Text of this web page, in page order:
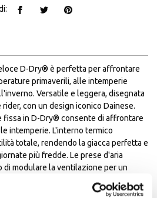
D-Dry® è perfetta per affrontare
primaverili, alle intemperie
Versatile e leggera, disegnata
con un design iconico Dainese.
fissa in D-Dry® consente di affrontare
intemperie. L'interno termico
totale, rendendo la giacca perfetta e
più fredde. Le prese d'aria
modulare la ventilazione per un
spalle e gomiti, assicurano gli standard